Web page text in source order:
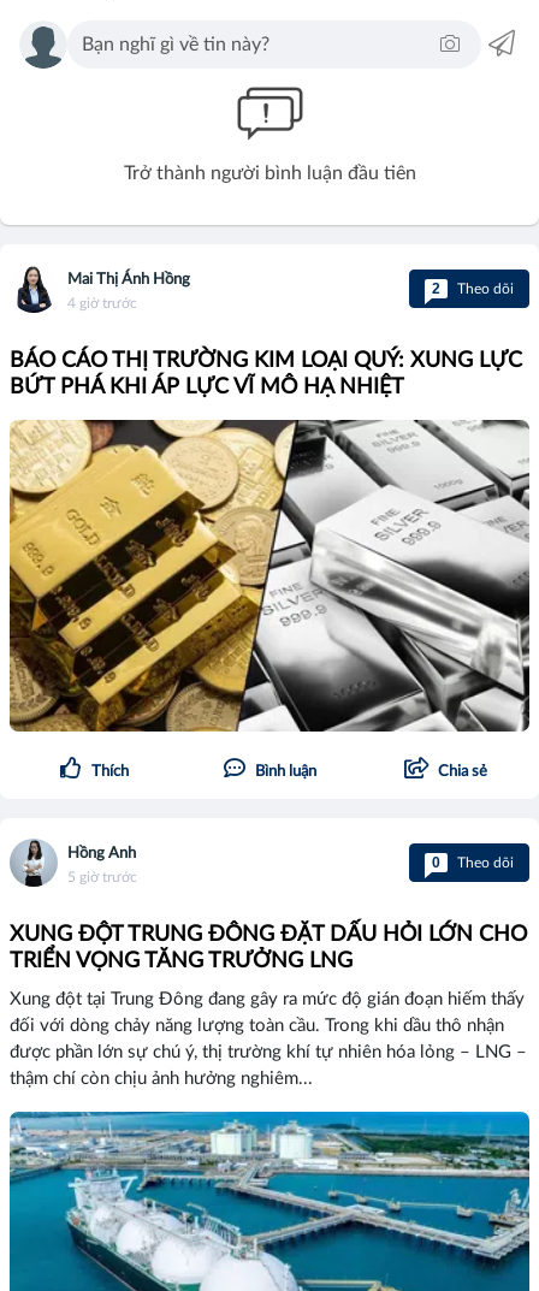
Trở thành người bình luận đầu tiên
Mai Thị Ánh Hồng
4 giờ trước
2 Theo dõi
BÁO CÁO THỊ TRƯỜNG KIM LOẠI QUÝ: XUNG LỰC
BỨT PHÁ KHI ÁP LỰC VĨ MÔ HẠ NHIỆT
Thích Bình luận Chia sẻ
Hồng Anh
5 giờ trước
0 Theo dõi
XUNG ĐỘT TRUNG ĐÔNG ĐẶT DẤU HỎI LỚN CHO
TRIỂN VỌNG TĂNG TRƯỞNG LNG
Xung đột tại Trung Đông đang gây ra mức độ gián đoạn hiếm thấy
đối với dòng chảy năng lượng toàn cầu. Trong khi dầu thô nhận
được phần lớn sự chú ý, thị trường khí tự nhiên hóa lỏng – LNG –
thậm chí còn chịu ảnh hưởng nghiêm...